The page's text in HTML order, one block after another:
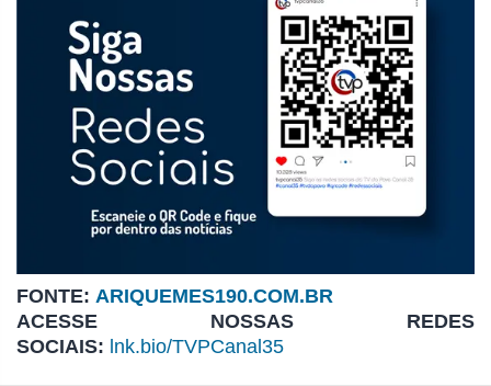
FONTE: ARIQUEMES190.COM.BR
ACESSE NOSSAS REDES
SOCIAIS: lnk.bio/TVPCanal35